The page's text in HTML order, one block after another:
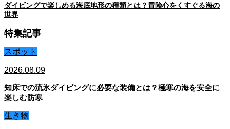
ダイビングで楽しめる海底地形の種類とは？冒険心をくすぐる海の
世界
特集記事
スポット
2026.08.09
知床での流氷ダイビングに必要な装備とは？極寒の海を安全に
楽しむ防寒
生き物